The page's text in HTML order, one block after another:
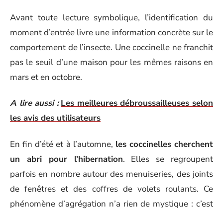
Avant toute lecture symbolique, l’identification du
moment d’entrée livre une information concrète sur le
comportement de l’insecte. Une coccinelle ne franchit
pas le seuil d’une maison pour les mêmes raisons en
mars et en octobre.
A lire aussi : Les meilleures débroussailleuses selon
les avis des utilisateurs
En fin d’été et à l’automne, les coccinelles cherchent
un abri pour l’hibernation. Elles se regroupent
parfois en nombre autour des menuiseries, des joints
de fenêtres et des coffres de volets roulants. Ce
phénomène d’agrégation n’a rien de mystique : c’est